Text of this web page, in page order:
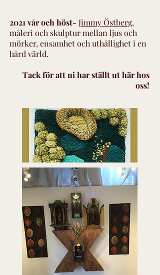
2021 vår och höst- Jimmy Östberg,
måleri och skulptur mellan ljus och
mörker, ensamhet och uthållighet i en
hård värld.
Tack för att ni har ställt ut här hos
oss!